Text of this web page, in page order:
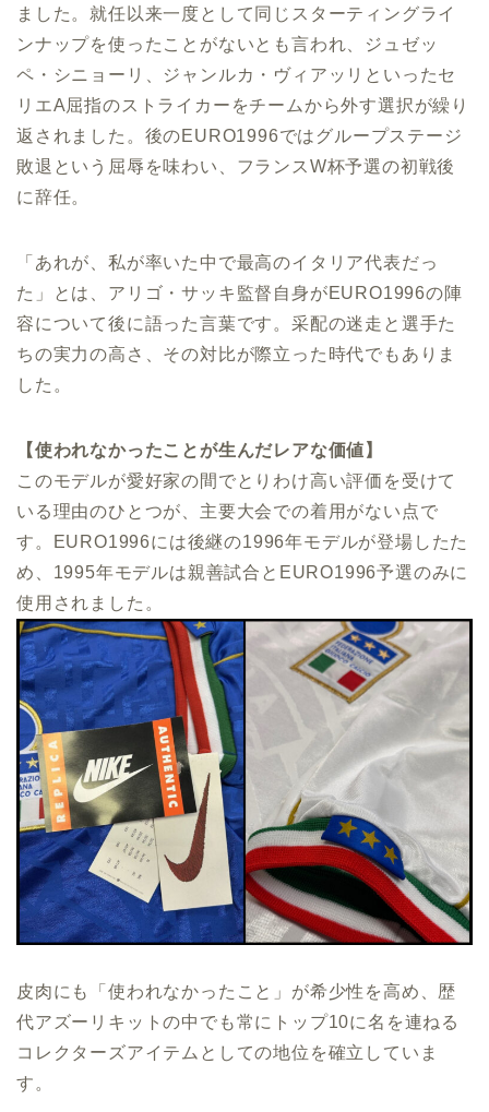
ました。就任以来一度として同じスターティングライ
ンナップを使ったことがないとも言われ、ジュゼッ
ペ・シニョーリ、ジャンルカ・ヴィアッリといったセ
リエA屈指のストライカーをチームから外す選択が繰り
返されました。後のEURO1996ではグループステージ
敗退という屈辱を味わい、フランスW杯予選の初戦後
に辞任。
「あれが、私が率いた中で最高のイタリア代表だっ
た」とは、アリゴ・サッキ監督自身がEURO1996の陣
容について後に語った言葉です。采配の迷走と選手た
ちの実力の高さ、その対比が際立った時代でもありま
した。
【使われなかったことが生んだレアな価値】
このモデルが愛好家の間でとりわけ高い評価を受けて
いる理由のひとつが、主要大会での着用がない点で
す。EURO1996には後継の1996年モデルが登場したた
め、1995年モデルは親善試合とEURO1996予選のみに
使用されました。
皮肉にも「使われなかったこと」が希少性を高め、歴
代アズーリキットの中でも常にトップ10に名を連ねる
コレクターズアイテムとしての地位を確立していま
す。